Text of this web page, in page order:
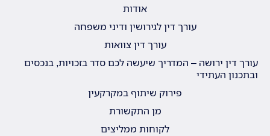
אודות
עורך דין לגירושין ודיני משפחה
עורך דין צוואות
עורך דין ירושה – המדריך שיעשה לכם סדר בזכויות, בנכסים
ובתכנון העתידי
פירוק שיתוף במקרקעין
מן התקשורת
לקוחות ממליצים